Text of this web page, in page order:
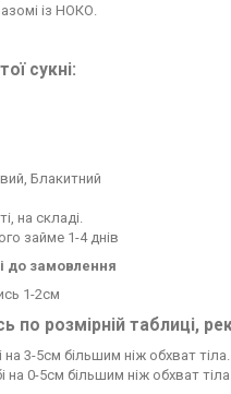
із НОКО.
сукні:
Блакитний
на складі.
займе 1-4 днів
до замовлення
1-2см
по розмірній таблиці,
3-5см більшим ніж обхват тіла.
0-5см більшим ніж обхват тіла.